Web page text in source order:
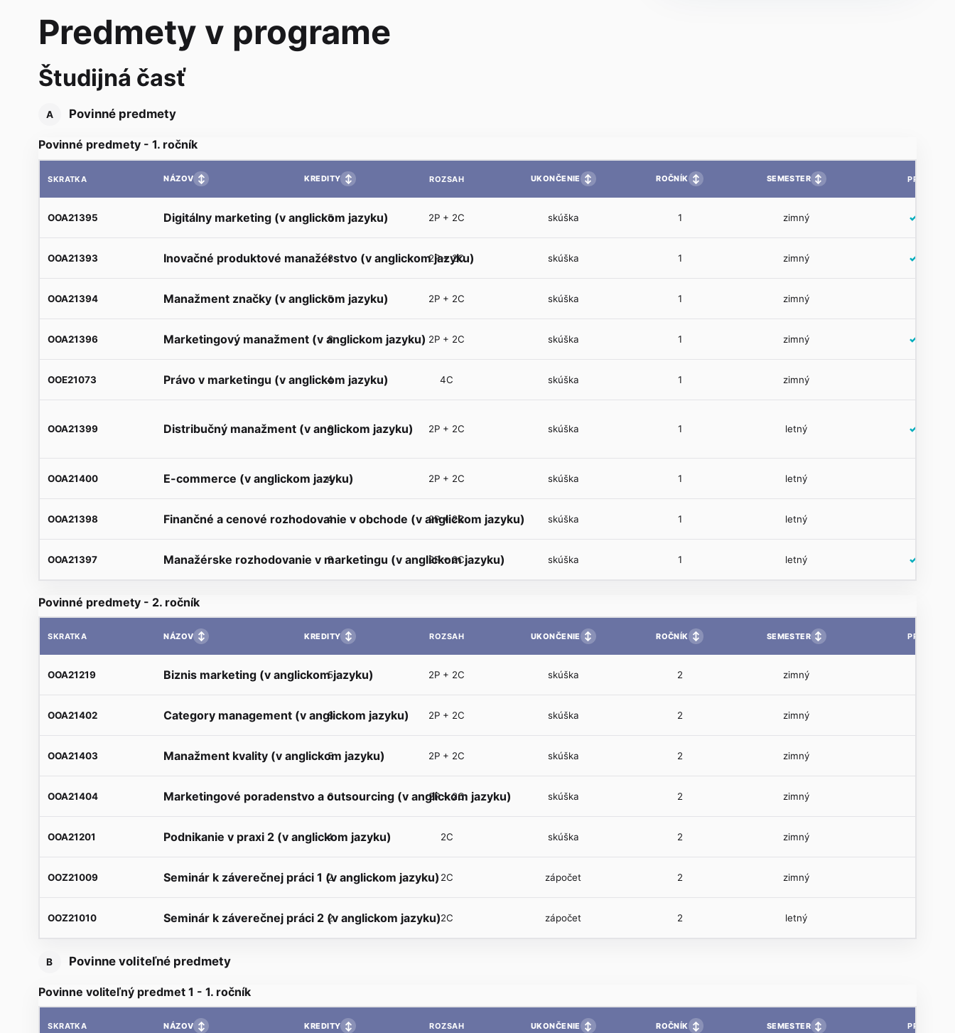
Predmety v programe
Študijná časť
A Povinné predmety
Povinné predmety - 1. ročník
SKRATKA NÁZOV ↕ KREDITY ↕ ROZSAH UKONČENIE ↕ ROČNÍK ↕ SEMESTER ↕ PP
OOA21395 Digitálny marketing (v anglickom jazyku)
5 2P + 2C skúška 1 zimný ✓
OOA21393 Inovačné produktové manažérstvo (v anglickom jazyku)
8 2P + 2C skúška 1 zimný ✓
OOA21394 Manažment značky (v anglickom jazyku)
5 2P + 2C skúška 1 zimný
OOA21396 Marketingový manažment (v anglickom jazyku)
8 2P + 2C skúška 1 zimný ✓
OOE21073 Právo v marketingu (v anglickom jazyku)
4 4C skúška 1 zimný
OOA21399 Distribučný manažment (v anglickom jazyku)
8 2P + 2C skúška 1 letný ✓
OOA21400 E-commerce (v anglickom jazyku)
4 2P + 2C skúška 1 letný
OOA21398 Finančné a cenové rozhodovanie v obchode (v anglickom jazyku)
4 2P + 2C skúška 1 letný
OOA21397 Manažérske rozhodovanie v marketingu (v anglickom jazyku)
8 2P + 2C skúška 1 letný ✓
Povinné predmety - 2. ročník
SKRATKA NÁZOV ↕ KREDITY ↕ ROZSAH UKONČENIE ↕ ROČNÍK ↕ SEMESTER ↕ PP
OOA21219 Biznis marketing (v anglickom jazyku)
5 2P + 2C skúška 2 zimný
OOA21402 Category management (v anglickom jazyku)
8 2P + 2C skúška 2 zimný
OOA21403 Manažment kvality (v anglickom jazyku)
5 2P + 2C skúška 2 zimný
OOA21404 Marketingové poradenstvo a outsourcing (v anglickom jazyku)
6 2P + 2C skúška 2 zimný
OOA21201 Podnikanie v praxi 2 (v anglickom jazyku)
4 2C skúška 2 zimný
OOZ21009 Seminár k záverečnej práci 1 (v anglickom jazyku)
2 2C zápočet 2 zimný
OOZ21010 Seminár k záverečnej práci 2 (v anglickom jazyku)
2 2C zápočet 2 letný
B Povinne voliteľné predmety
Povinne voliteľný predmet 1 - 1. ročník
SKRATKA NÁZOV ↕ KREDITY ↕ ROZSAH UKONČENIE ↕ ROČNÍK ↕ SEMESTER ↕ PP